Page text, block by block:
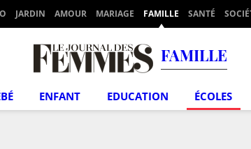
JARDIN AMOUR MARIAGE FAMILLE SANTÉ
FAMILLE
ENFANT EDUCATION ÉCOLES